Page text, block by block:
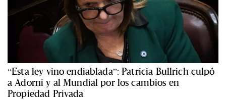
“Esta ley vino endiablada”: Patricia Bullrich culpó
a Adorni y al Mundial por los cambios en
Propiedad Privada